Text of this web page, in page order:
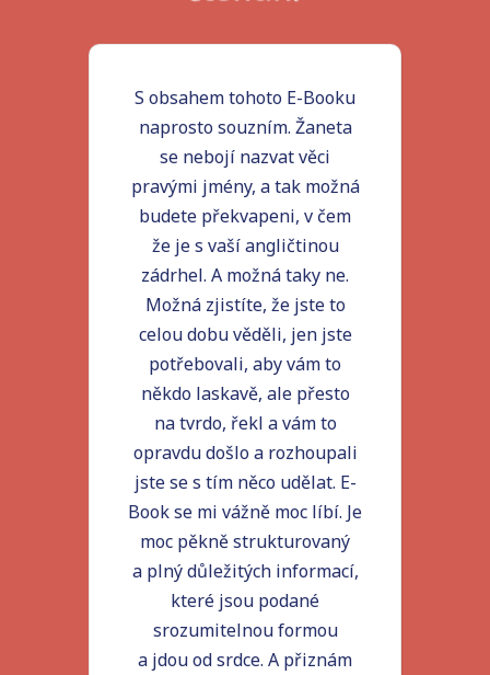
S obsahem tohoto E-Booku
naprosto souzním. Žaneta
se nebojí nazvat věci
pravými jmény, a tak možná
budete překvapeni, v čem
že je s vaší angličtinou
zádrhel. A možná taky ne.
Možná zjistíte, že jste to
celou dobu věděli, jen jste
potřebovali, aby vám to
někdo laskavě, ale přesto
na tvrdo, řekl a vám to
opravdu došlo a rozhoupali
jste se s tím něco udělat. E-
Book se mi vážně moc líbí. Je
moc pěkně strukturovaný
a plný důležitých informací,
které jsou podané
srozumitelnou formou
a jdou od srdce. A přiznám